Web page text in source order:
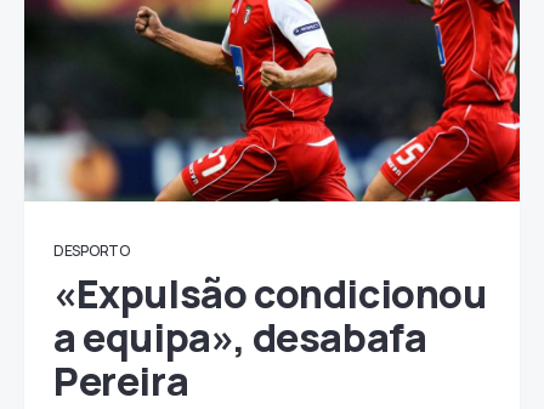
DESPORTO
«Expulsão condicionou
a equipa», desabafa
Pereira